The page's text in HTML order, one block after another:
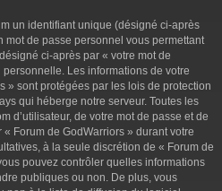
un identifiant unique (désigné ci-après
mot de passe personnel vous permettant
ci-après par « votre mot de
Les informations de votre
» sont protégées par les lois de protection
qui héberge notre serveur. Toutes les
d’utilisateur, de votre mot de passe et de
Forum de GodWarriors » durant votre
à la seule discrétion de « Forum de
pouvez contrôler quelles informations
publiques ou non. De plus, vous